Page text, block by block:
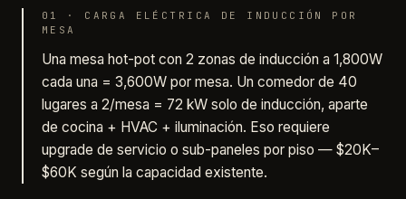
01 · CARGA ELÉCTRICA DE INDUCCIÓN POR
MESA
Una mesa hot-pot con 2 zonas de inducción a 1,800W
cada una = 3,600W por mesa. Un comedor de 40
lugares a 2/mesa = 72 kW solo de inducción, aparte
de cocina + HVAC + iluminación. Eso requiere
upgrade de servicio o sub-paneles por piso — $20K–
$60K según la capacidad existente.